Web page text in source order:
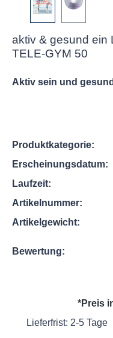
aktiv & gesund ein
TELE-GYM 50
Aktiv sein und
Produktkategorie:
Erscheinungsdatum:
Laufzeit:
Artikelnummer:
Artikelgewicht:
Bewertung:
*Preis
Lieferfrist: 2-5 Tage